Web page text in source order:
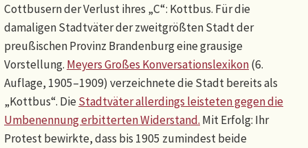
Cottbusern der Verlust ihres „C“: Kottbus. Für die
damaligen Stadtväter der zweitgrößten Stadt der
preußischen Provinz Brandenburg eine grausige
Vorstellung. Meyers Großes Konversationslexikon(6.
Auflage, 1905–1909) verzeichnete die Stadt bereits als
„Kottbus“. DieStadtväter allerdings leisteten gegen die
Umbenennung erbitterten Widerstand. Mit Erfolg: Ihr
Protest bewirkte, dass bis 1905 zumindest beide